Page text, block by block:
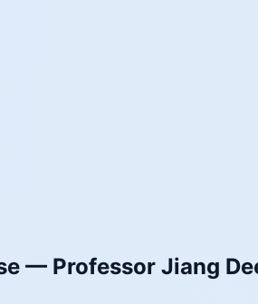
— Professor Jiang